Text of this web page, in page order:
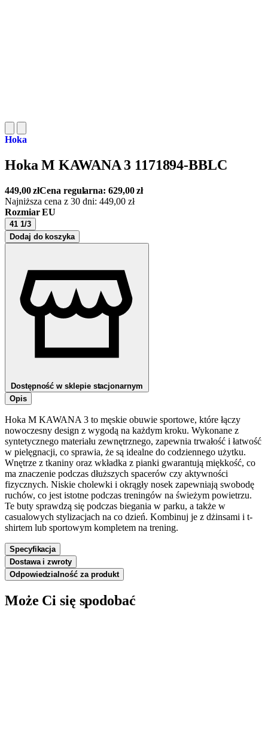
Hoka
Hoka M KAWANA 3 1171894-BBLC
449,00złCena regularna:629,00zł
Najniższa cena z 30 dni: 449,00 zł
Rozmiar EU
41 1/3
Dodaj do koszyka
Dostępność w sklepie stacjonarnym
Opis
Hoka M KAWANA 3 to męskie obuwie sportowe, które łączy
nowoczesny design z wygodą na każdym kroku. Wykonane z
syntetycznego materiału zewnętrznego, zapewnia trwałość i łatwość
w pielęgnacji, co sprawia, że są idealne do codziennego użytku.
Wnętrze z tkaniny oraz wkładka z pianki gwarantują miękkość, co
ma znaczenie podczas dłuższych spacerów czy aktywności
fizycznych. Niskie cholewki i okrągły nosek zapewniają swobodę
ruchów, co jest istotne podczas treningów na świeżym powietrzu.
Te buty sprawdzą się podczas biegania w parku, a także w
casualowych stylizacjach na co dzień. Kombinuj je z dżinsami i t-
shirtem lub sportowym kompletem na trening.
Specyfikacja
Dostawa i zwroty
Odpowiedzialność za produkt
Może Ci się spodobać